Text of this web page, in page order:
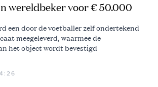
wereldbeker voor € 50.000
een door de voetballer zelf ondertekend
meegeleverd, waarmee de
het object wordt bevestigd